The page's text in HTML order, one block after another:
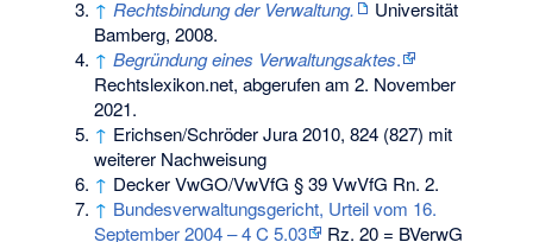
↑ Rechtsbindung der Verwaltung.
Universität
Bamberg, 2008.
↑ Begründung eines Verwaltungsaktes.
Rechtslexikon.net, abgerufen am 2. November
2021.
↑ Erichsen/Schröder Jura 2010, 824 (827) mit
weiterer Nachweisung
↑ Decker VwGO/VwVfG § 39 VwVfG Rn. 2.
↑ Bundesverwaltungsgericht, Urteil vom 16.
September 2004 – 4 C 5.03
Rz. 20 = BVerwG